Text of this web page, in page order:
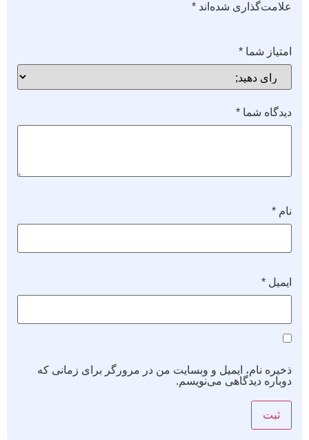
علامت‌گذاری شده‌اند *
امتیاز شما *
دیدگاه شما *
نام *
ایمیل *
ذخیره نام، ایمیل و وبسایت من در مرورگر برای زمانی که
دوباره دیدگاهی می‌نویسم.